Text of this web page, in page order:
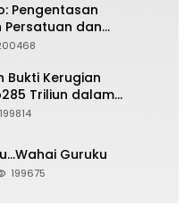
Pengentasan
Persatuan dan
Bertanggung Jawab
Bukti Kerugian
Triliun dalam
PT Pertamina
199814
Guruku
199675